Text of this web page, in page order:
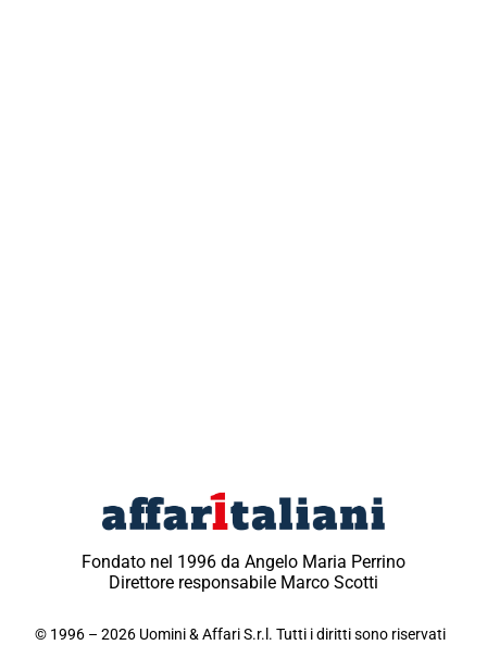
Fondato nel 1996 da Angelo Maria Perrino
Direttore responsabile Marco Scotti
© 1996 – 2026 Uomini & Affari S.r.l. Tutti i diritti sono riservati